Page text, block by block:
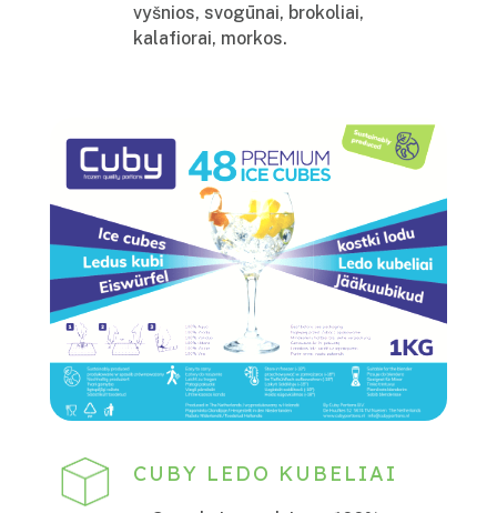
vyšnios, svogūnai, brokoliai,
kalafiorai, morkos.
CUBY LEDO KUBELIAI